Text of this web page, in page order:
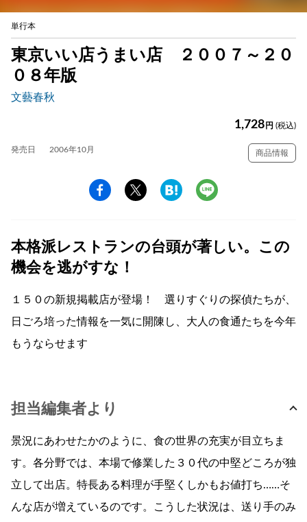
単行本
東京いい店うまい店 ２００７～２０
０８年版
文藝春秋
1,728 円 (税込)
発売日 2006年10月 商品情報
本格派レストランの台頭が著しい。この
機会を逃がすな！
１５０の新規掲載店が登場！ 選りすぐりの探偵たちが、
日ごろ培った情報を一気に開陳し、大人の食通たちを今年
もうならせます
担当編集者より
景況にあわせたかのように、食の世界の充実が目立ちま
す。各分野では、本場で修業した３０代の中堅どころが独
立して出店。特長ある料理が手堅くしかもお値打ち……そ
んな店が増えているのです。こうした状況は、送り手のみ